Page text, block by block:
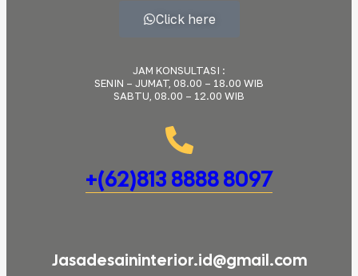
Click here
JAM KONSULTASI :
SENIN – JUMAT, 08.00 – 18.00 WIB
SABTU, 08.00 – 12.00 WIB
+(62)813 8888 8097
Jasadesaininterior.id@gmail.com